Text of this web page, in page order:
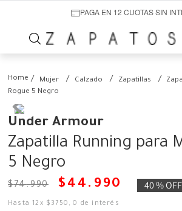
PAGA EN 12 CUOTAS SIN
Mujer Calzado Zapatillas
Rogue 5 Negro
Under Armour
Zapatilla Running para
5 Negro
$74.990 $ 44 . 990 40 %OFF
Hasta12 x $ 3750 ,0 de interés